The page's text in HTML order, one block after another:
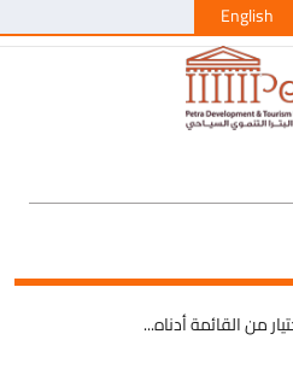
English
من القائمة أدناه...